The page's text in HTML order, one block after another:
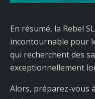
En résumé, la Rebel
incontournable pour
qui recherchent des
exceptionnellement
Alors, préparez-vous